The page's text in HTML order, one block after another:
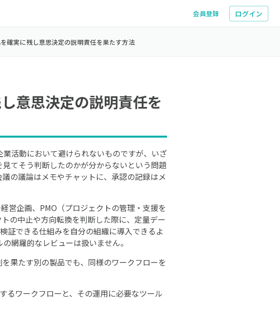
会員登録 ログイン
確実に残し意思決定の説明責任を果たす方法
意思決定の説明責任を
活動において避けられないものですが、いざ
てそう判断したのかが分からないという問題
の議論はメモやチャットに、承認の記録はメ
営企画、PMO（プロジェクトの管理・支援を
の中止や方向転換を判断した際に、定量デー
証できる仕組みを自分の組織に導入できるよ
網羅的なレビューは扱いません。
果たす別の製品でも、同様のワークフローを
るワークフローと、その運用に必要なツール